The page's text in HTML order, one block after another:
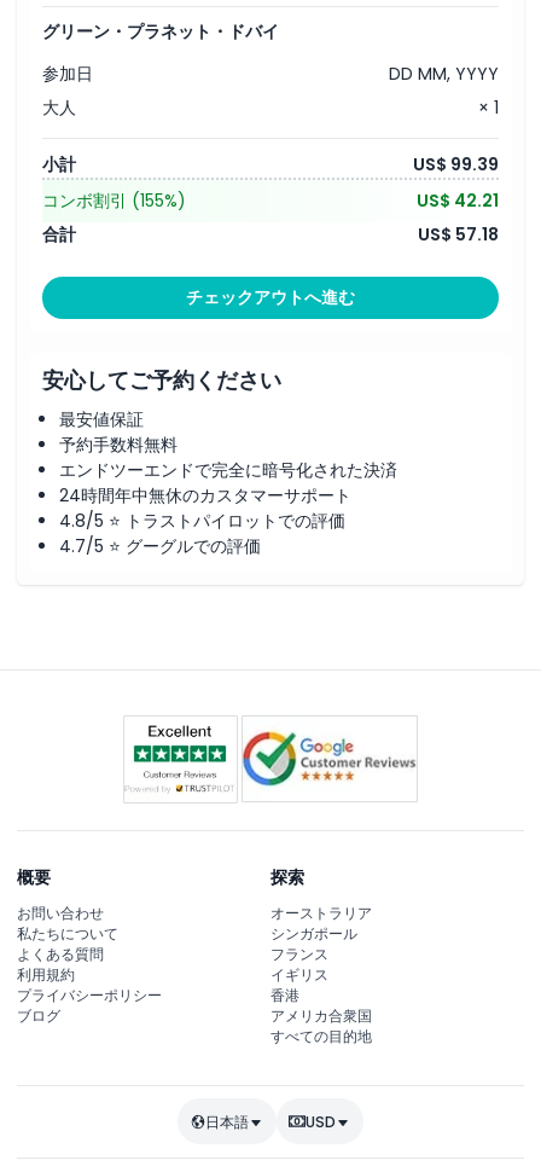
グリーン・プラネット・ドバイ
参加日
DD MM, YYYY
大人
× 1
小計
US$ 99.39
コンボ割引 (155%)
US$ 42.21
合計
US$ 57.18
チェックアウトへ進む
安心してご予約ください
最安値保証
予約手数料無料
エンドツーエンドで完全に暗号化された決済
24時間年中無休のカスタマーサポート
4.8/5 ⭐ トラストパイロットでの評価
4.7/5 ⭐ グーグルでの評価
概要
お問い合わせ
私たちについて
よくある質問
利用規約
プライバシーポリシー
ブログ
探索
オーストラリア
シンガポール
フランス
イギリス
香港
アメリカ合衆国
すべての目的地
日本語 USD